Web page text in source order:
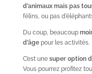
d’animaux mais pas
félins, ou pas
Du coup, beaucoup
d’âgepour les activités.
C’est une super option
Vous pourrez profitez